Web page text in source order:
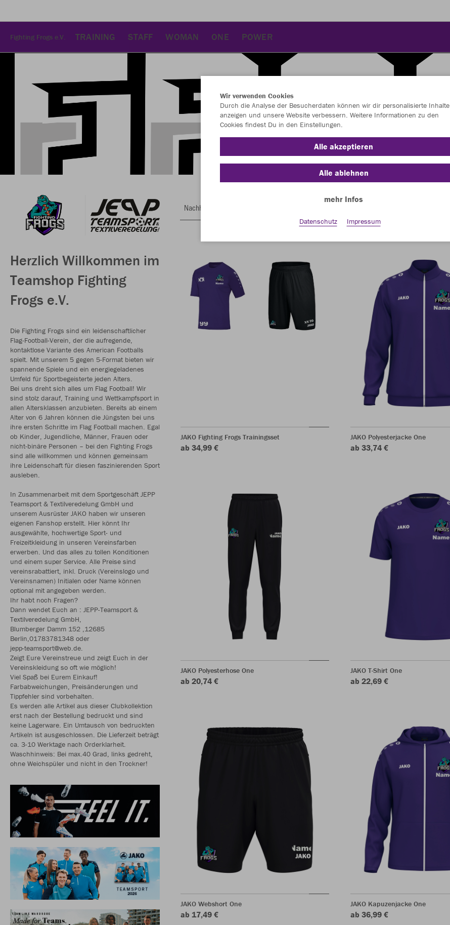
Fighting Frogs e.V. TRAINING STAFF WOMAN ONE POWER
Herzlich Willkommen im
Teamshop Fighting
Frogs e.V.
Die Fighting Frogs sind ein leidenschaftlicher
Flag-Football-Verein, der die aufregende,
kontaktlose Variante des American Footballs
spielt. Mit unserem 5 gegen 5-Format bieten wir
spannende Spiele und ein energiegeladenes
Umfeld für Sportbegeisterte jeden Alters.
Bei uns dreht sich alles um Flag Football! Wir
sind stolz darauf, Training und Wettkampfsport in
allen Altersklassen anzubieten. Bereits ab einem
Alter von 6 Jahren können die Jüngsten bei uns
ihre ersten Schritte im Flag Football machen. Egal
ob Kinder, Jugendliche, Männer, Frauen oder
nicht-binäre Personen – bei den Fighting Frogs
sind alle willkommen und können gemeinsam
ihre Leidenschaft für diesen faszinierenden Sport
ausleben.
In Zusammenarbeit mit dem Sportgeschäft JEPP
Teamsport & Textilveredelung GmbH und
unserem Ausrüster JAKO haben wir unseren
eigenen Fanshop erstellt. Hier könnt Ihr
ausgewählte, hochwertige Sport- und
Freizeitkleidung in unseren Vereinsfarben
erwerben. Und das alles zu tollen Konditionen
und einem super Service. Alle Preise sind
vereinsrabattiert, inkl. Druck (Vereinslogo und
Vereinsnamen) Initialen oder Name können
optional mit angegeben werden.
Ihr habt noch Fragen?
Dann wendet Euch an : JEPP-Teamsport &
Textilveredelung GmbH,
Blumberger Damm 152 ,12685
Berlin,01783781348 oder
jepp-teamsport@web.de.
Zeigt Eure Vereinstreue und zeigt Euch in der
Vereinskleidung so oft wie möglich!
Viel Spaß bei Eurem Einkauf!
Farbabweichungen, Preisänderungen und
Tippfehler sind vorbehalten.
Es werden alle Artikel aus dieser Clubkollektion
erst nach der Bestellung bedruckt und sind
keine Lagerware. Ein Umtausch von bedruckten
Artikeln ist ausgeschlossen. Die Lieferzeit beträgt
ca. 3-10 Werktage nach Orderklarheit.
Waschhinweis: Bei max.40 Grad, links gedreht,
ohne Weichspüler und nicht in den Trockner!
Nachhaltig
JAKO Fighting Frogs Trainingsset
ab 34,99 €
JAKO Polyesterjacke One
ab 33,74 €
JAKO Polyesterhose One
ab 20,74 €
JAKO T-Shirt One
ab 22,69 €
JAKO Webshort One
ab 17,49 €
JAKO Kapuzenjacke One
ab 36,99 €
Wir verwenden Cookies
Durch die Analyse der Besucherdaten können wir dir personalisierte Inhalte
anzeigen und unsere Website verbessern. Weitere Informationen zu den
Cookies findest Du in den Einstellungen.
Alle akzeptieren
Alle ablehnen
mehr Infos
Datenschutz Impressum